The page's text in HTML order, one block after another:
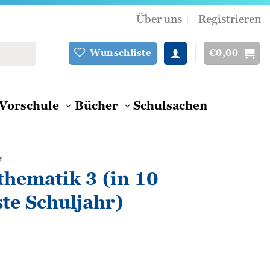
Über uns
Registrieren
Wunschliste €0,00
Bücher Schulsachen
3 (in 10
Schuljahr)